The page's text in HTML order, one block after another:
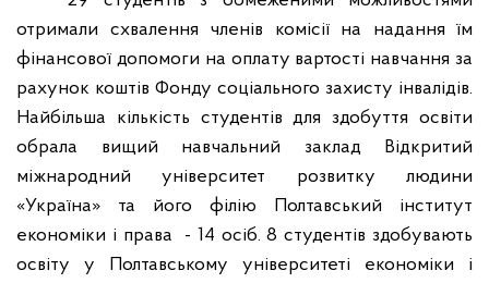
отримали схвалення членів комісії на надання їм
фінансової допомоги на оплату вартості навчання за
рахунок коштів Фонду соціального захисту інвалідів.
Найбільша кількість студентів для здобуття освіти
обрала вищий навчальний заклад Відкритий
міжнародний університет розвитку людини
«Україна» та його філію Полтавський інститут
економіки і права
- 14 осіб. 8 студентів здобувають
освіту у Полтавському університеті економіки і